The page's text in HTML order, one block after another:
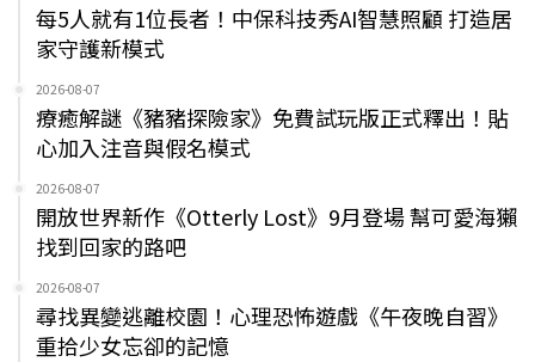
每5人就有1位長者！中保科技秀AI智慧照顧 打造居
家守護新模式
2026-08-07
療癒解謎《豬豬探險家》免費試玩版正式釋出！貼
心加入注音與假名模式
2026-08-07
開放世界新作《Otterly Lost》9月登場 幫可愛海獺
找到回家的路吧
2026-08-07
尋找異變逃離校園！心理恐怖遊戲《午夜晚自習》
重拾少女忘卻的記憶